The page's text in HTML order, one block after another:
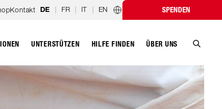
Kontakt DE | FR | IT | EN
LänderprogrammeSPENDEN
UNTERSTÜTZEN HILFE FINDEN ÜBER UNS